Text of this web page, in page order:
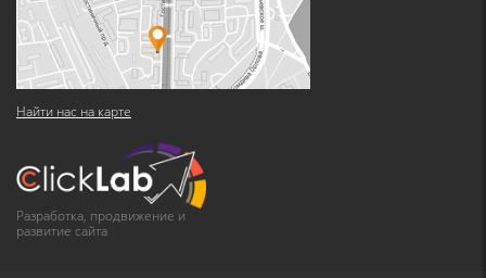
Найти нас на карте
Разработка, продвижение и
развитие сайта